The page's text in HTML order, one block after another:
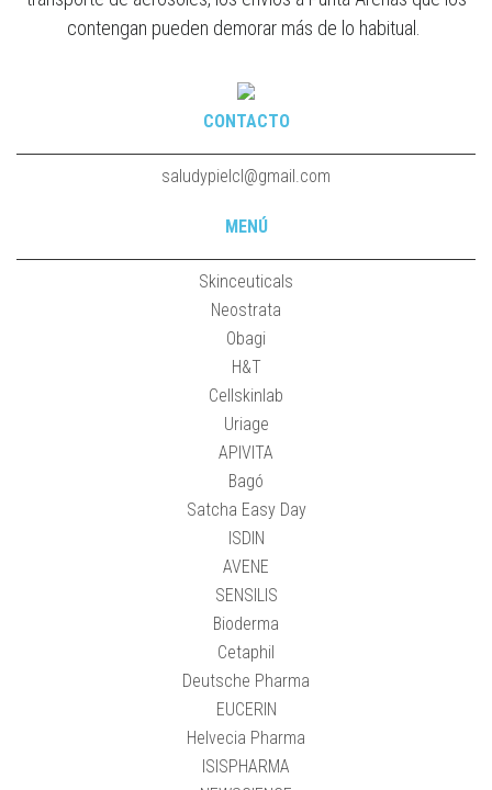
contengan pueden demorar más de lo habitual.
CONTACTO
saludypielcl@gmail.com
MENÚ
Skinceuticals
Neostrata
Obagi
H&T
Cellskinlab
Uriage
APIVITA
Bagó
Satcha Easy Day
ISDIN
AVENE
SENSILIS
Bioderma
Cetaphil
Deutsche Pharma
EUCERIN
Helvecia Pharma
ISISPHARMA